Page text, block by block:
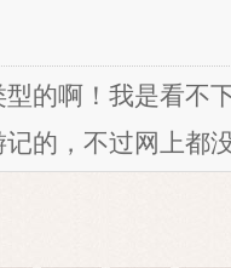
的啊！我是看不
的，不过网上都